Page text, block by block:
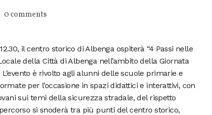
0 comments
il centro storico di Albenga ospiterà “4 Passi nelle
della Città di Albenga nell’ambito della Giornata
è rivolto agli alunni delle scuole primarie e
per l’occasione in spazi didattici e interattivi, con
sui temi della sicurezza stradale, del rispetto
si snoderà tra più punti del centro storico,